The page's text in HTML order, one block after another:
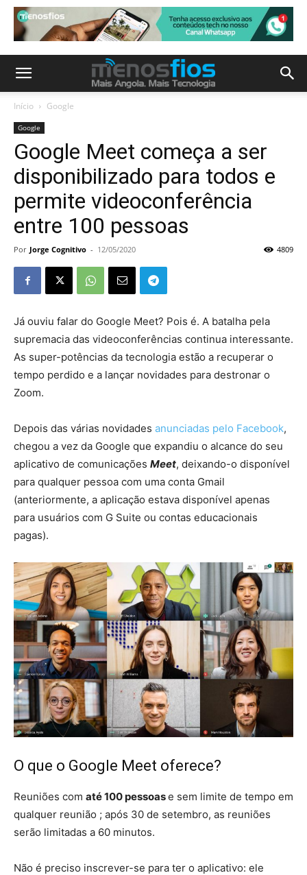
Início Google
Google
Google Meet começa a ser
disponibilizado para todos e
permite videoconferência
entre 100 pessoas
Por Jorge Cognitivo - 12/05/2020 4809
Já ouviu falar do Google Meet? Pois é. A batalha pela
supremacia das videoconferências continua interessante.
As super-potências da tecnologia estão a recuperar o
tempo perdido e a lançar novidades para destronar o
Zoom.
Depois das várias novidades anunciadas pelo Facebook,
chegou a vez da Google que expandiu o alcance do seu
aplicativo de comunicações Meet, deixando-o disponível
para qualquer pessoa com uma conta Gmail
(anteriormente, a aplicação estava disponível apenas
para usuários com G Suite ou contas educacionais
pagas).
O que o Google Meet oferece?
Reuniões com até 100 pessoase sem limite de tempo em
qualquer reunião ; após 30 de setembro, as reuniões
serão limitadas a 60 minutos.
Não é preciso inscrever-se para ter o aplicativo: ele